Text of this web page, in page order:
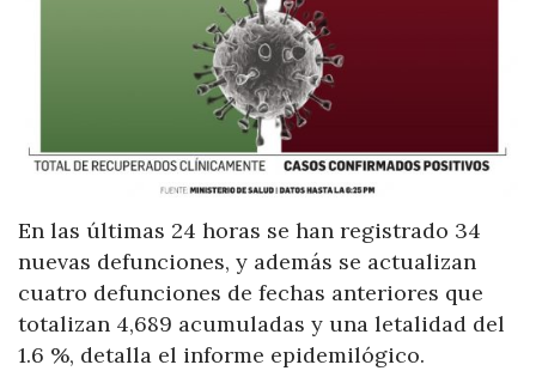
En las últimas 24 horas se han registrado 34
nuevas defunciones, y además se actualizan
cuatro defunciones de fechas anteriores que
totalizan 4,689 acumuladas y una letalidad del
1.6 %, detalla el informe epidemilógico.